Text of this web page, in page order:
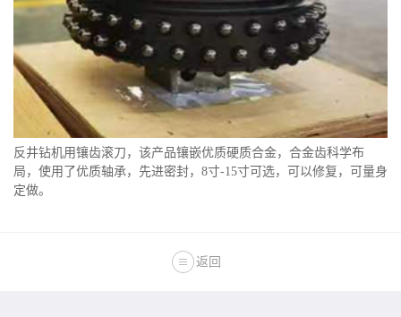
反井钻机用镶齿滚刀，该产品镶嵌优质硬质合金，合金齿科学布
局，使用了优质轴承，先进密封， 8寸-15寸可选，可以修复，可量身
定做。
返回